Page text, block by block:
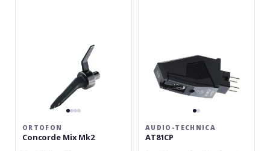
ORTOFON
Concorde Mix Mk2
AUDIO-TECHNICA
AT81CP